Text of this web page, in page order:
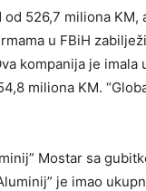
526,7 miliona KM,
u FBiH
kompanija je
miliona KM.
Mostar sa
je imao